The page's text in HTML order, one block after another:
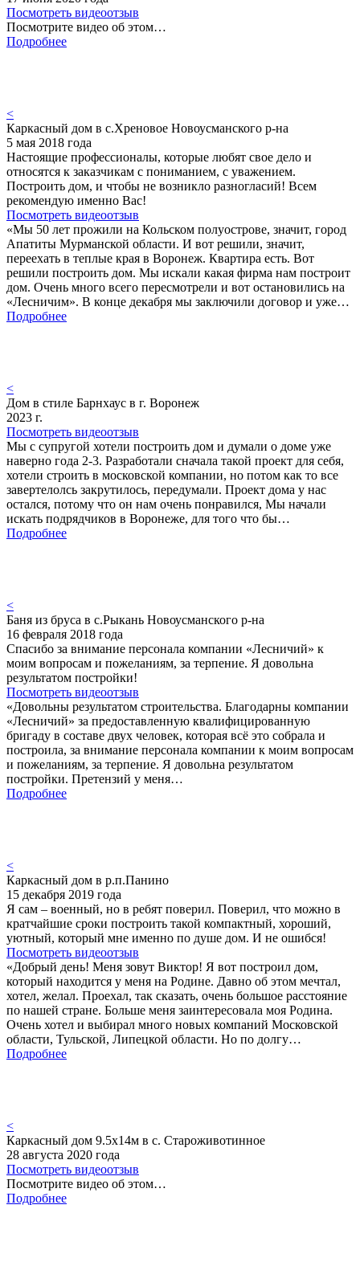
Посмотреть видеоотзыв
Посмотрите видео об этом…
Подробнее
<
Каркасный дом в с.Хреновое Новоусманского р-на
5 мая 2018 года
Настоящие профессионалы, которые любят свое дело и
относятся к заказчикам с пониманием, с уважением.
Построить дом, и чтобы не возникло разногласий! Всем
рекомендую именно Вас!
Посмотреть видеоотзыв
«Мы 50 лет прожили на Кольском полуострове, значит, город
Апатиты Мурманской области. И вот решили, значит,
переехать в теплые края в Воронеж. Квартира есть. Вот
решили построить дом. Мы искали какая фирма нам построит
дом. Очень много всего пересмотрели и вот остановились на
«Лесничим». В конце декабря мы заключили договор и уже…
Подробнее
<
Дом в стиле Барнхаус в г. Воронеж
2023 г.
Посмотреть видеоотзыв
Мы с супругой хотели построить дом и думали о доме уже
наверно года 2-3. Разработали сначала такой проект для себя,
хотели строить в московской компании, но потом как то все
завертелолсь закрутилось, передумали. Проект дома у нас
остался, потому что он нам очень понравился, Мы начали
искать подрядчиков в Воронеже, для того что бы…
Подробнее
<
Баня из бруса в с.Рыкань Новоусманского р-на
16 февраля 2018 года
Спасибо за внимание персонала компании «Лесничий» к
моим вопросам и пожеланиям, за терпение. Я довольна
результатом постройки!
Посмотреть видеоотзыв
«Довольны результатом строительства. Благодарны компании
«Лесничий» за предоставленную квалифицированную
бригаду в составе двух человек, которая всё это собрала и
построила, за внимание персонала компании к моим вопросам
и пожеланиям, за терпение. Я довольна результатом
постройки. Претензий у меня…
Подробнее
<
Каркасный дом в р.п.Панино
15 декабря 2019 года
Я сам – военный, но в ребят поверил. Поверил, что можно в
кратчайшие сроки построить такой компактный, хороший,
уютный, который мне именно по душе дом. И не ошибся!
Посмотреть видеоотзыв
«Добрый день! Меня зовут Виктор! Я вот построил дом,
который находится у меня на Родине. Давно об этом мечтал,
хотел, желал. Проехал, так сказать, очень большое расстояние
по нашей стране. Больше меня заинтересовала моя Родина.
Очень хотел и выбирал много новых компаний Московской
области, Тульской, Липецкой области. Но по долгу…
Подробнее
<
Каркасный дом 9.5х14м в с. Староживотинное
28 августа 2020 года
Посмотреть видеоотзыв
Посмотрите видео об этом…
Подробнее